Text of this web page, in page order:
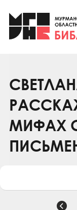
Клуб
Клуб
МИФАХ